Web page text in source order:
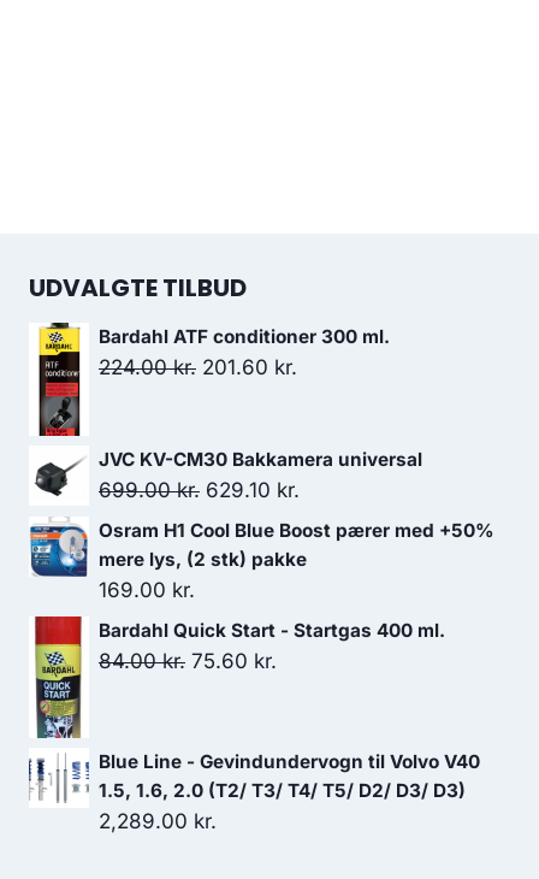
UDVALGTE TILBUD
Bardahl ATF conditioner 300 ml.
224.00kr. Den
var:
224.00 kr..
201.60 kr.
er:
201.60 kr..
JVC KV-CM30 Bakkamera universal
699.00kr. Den
oprindelige
pris
699.00 kr..
629.10 kr.
aktuelle
pris
629.10 kr..
Osram H1 Cool Blue Boost pærer med +50%
mere lys, (2 stk) pakke
169.00 kr.
Bardahl Quick Start - Startgas 400 ml.
84.00kr. Den
var:
84.00 kr..
75.60 kr.
er:
75.60 kr..
Blue Line - Gevindundervogn til Volvo V40
1.5, 1.6, 2.0 (T2/ T3/ T4/ T5/ D2/ D3/ D3)
2,289.00 kr.